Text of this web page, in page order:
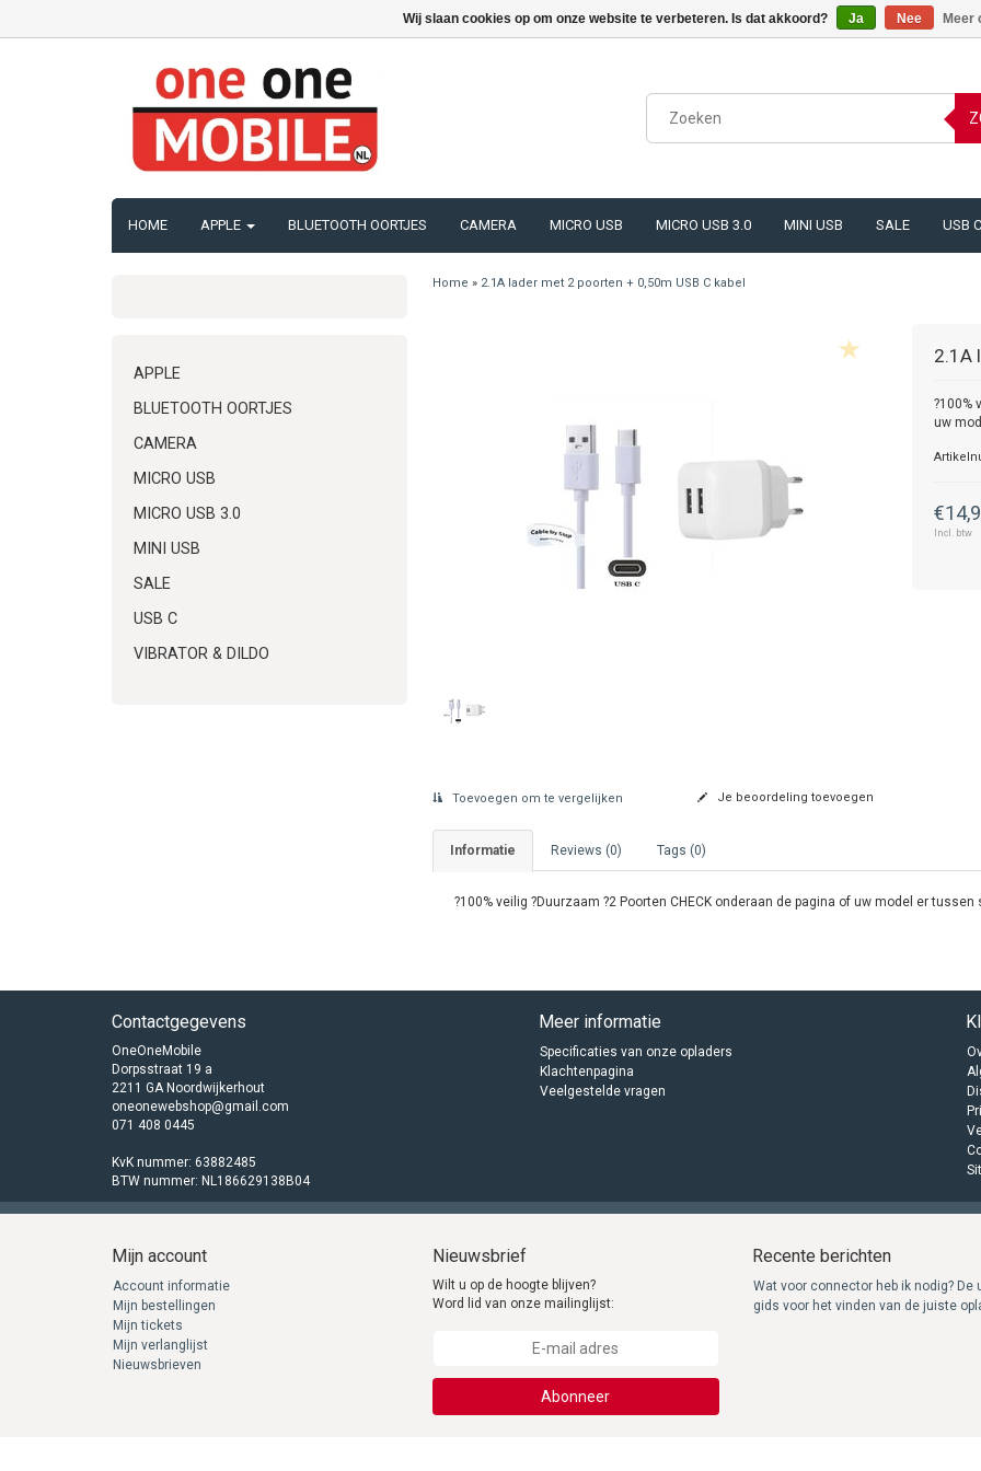
HOME APPLE BLUETOOTH OORTJES CAMERA MICRO USB MICRO USB 3.0 MINI USB SALE USB C
APPLE
BLUETOOTH OORTJES
CAMERA
MICRO USB
MICRO USB 3.0
MINI USB
SALE
USB C
VIBRATOR & DILDO
Home » 2.1A lader met 2 poorten + 0,50m USB C kabel
2.1A
?100%
uw
Incl. btw
Toevoegen om te vergelijken Je beoordeling toevoegen
Informatie Reviews (0) Tags (0)
?100% veilig ?Duurzaam ?2 Poorten CHECK onderaan de pagina of uw model er tussen
Contactgegevens
OneOneMobile
Dorpsstraat 19 a
2211 GA Noordwijkerhout
oneonewebshop@gmail.com
071 408 0445
KvK nummer: 63882485
BTW nummer: NL186629138B04
Meer informatie
Specificaties van onze opladers
Klachtenpagina
Veelgestelde vragen
Mijn account
Account informatie
Mijn bestellingen
Mijn tickets
Mijn verlanglijst
Nieuwsbrieven
Nieuwsbrief
Wilt u op de hoogte blijven?
Word lid van onze mailinglijst:
Abonneer
Recente berichten
Wat voor connector heb ik nodig? De
gids voor het vinden van de juiste
Wij slaan cookies op om onze website te verbeteren. Is dat akkoord? Ja Nee Meer